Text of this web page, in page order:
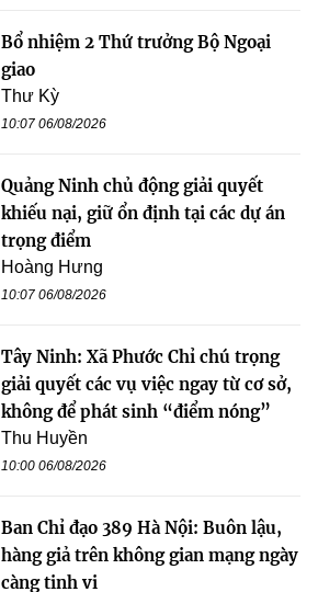
Bổ nhiệm 2 Thứ trưởng Bộ Ngoại
giao
Thư Kỳ
10:07 06/08/2026
Quảng Ninh chủ động giải quyết
khiếu nại, giữ ổn định tại các dự án
trọng điểm
Hoàng Hưng
10:07 06/08/2026
Tây Ninh: Xã Phước Chỉ chú trọng
giải quyết các vụ việc ngay từ cơ sở,
không để phát sinh “điểm nóng”
Thu Huyền
10:00 06/08/2026
Ban Chỉ đạo 389 Hà Nội: Buôn lậu,
hàng giả trên không gian mạng ngày
càng tinh vi